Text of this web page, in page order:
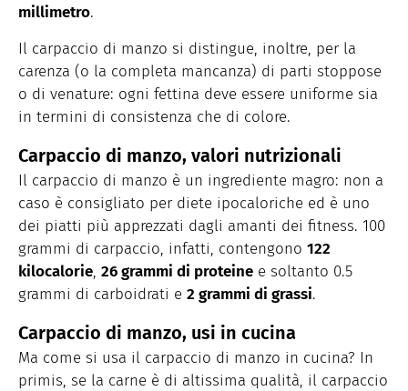
millimetro.
Il carpaccio di manzo si distingue, inoltre, per la
carenza (o la completa mancanza) di parti stoppose
o di venature: ogni fettina deve essere uniforme sia
in termini di consistenza che di colore.
Carpaccio di manzo, valori nutrizionali
Il carpaccio di manzo è un ingrediente magro: non a
caso è consigliato per diete ipocaloriche ed è uno
dei piatti più apprezzati dagli amanti dei fitness. 100
grammi di carpaccio, infatti, contengono 122
kilocalorie, 26 grammi di proteine e soltanto 0.5
grammi di carboidrati e 2 grammi di grassi.
Carpaccio di manzo, usi in cucina
Ma come si usa il carpaccio di manzo in cucina? In
primis, se la carne è di altissima qualità, il carpaccio